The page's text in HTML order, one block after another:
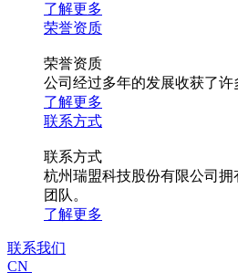
了解更多
荣誉资质
荣誉资质
公司经过多年的发展收获了许
了解更多
联系方式
联系方式
杭州瑞盟科技股份有限公司
团队。
了解更多
联系我们
CN